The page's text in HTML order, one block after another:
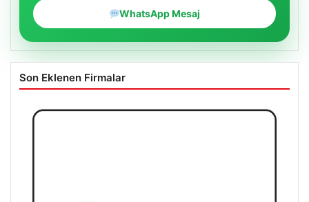
WhatsApp Mesaj
Son Eklenen Firmalar